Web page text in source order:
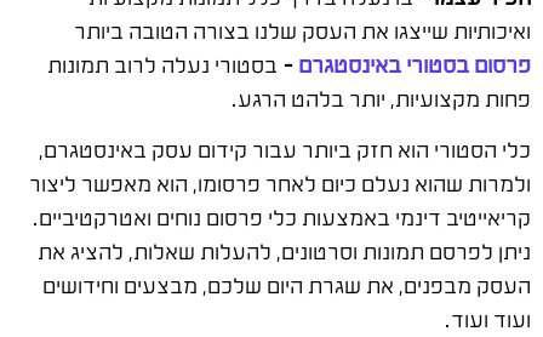
ואיכותיות שייצגו את העסק שלנו בצורה הטובה ביותר
פרסום בסטורי באינסטגרם– בסטורי נעלה לרוב תמונות
פחות מקצועיות, יותר בלהט הרגע.
כלי הסטורי הוא חזק ביותר עבור קידום עסק באינסטגרם,
ולמרות שהוא נעלם כיום לאחר פרסומו, הוא מאפשר ליצור
קריאייטיב דינמי באמצעות כלי פרסום נוחים ואטרקטיביים.
ניתן לפרסם תמונות וסרטונים, להעלות שאלות, להציג את
העסק מבפנים, את שגרת היום שלכם, מבצעים וחידושים
ועוד ועוד.